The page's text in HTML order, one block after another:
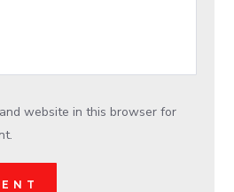
website in this browser for